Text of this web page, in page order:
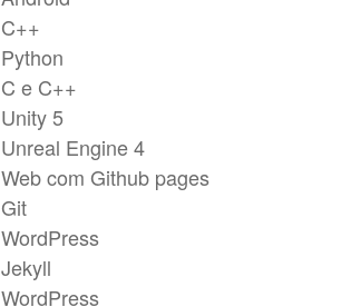
C++
Python
C e C++
Unity 5
Unreal Engine 4
Web com Github pages
Git
WordPress
Jekyll
WordPress